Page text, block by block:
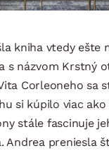
kniha vtedy ešte
s názvom Krstný
Corleoneho sa
si kúpilo viac
stále fascinuje
Andrea preniesla